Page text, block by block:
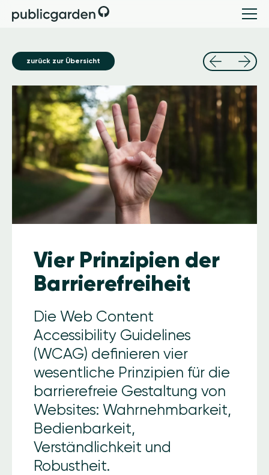
zurück zur Übersicht
Image
Vier Prinzipien der
Barrierefreiheit
Die Web Content
Accessibility Guidelines
(WCAG) definieren vier
wesentliche Prinzipien für die
barrierefreie Gestaltung von
Websites: Wahrnehmbarkeit,
Bedienbarkeit,
Verständlichkeit und
Robustheit.